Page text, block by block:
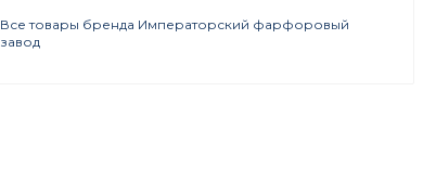
Все товары бренда Императорский фарфоровый
завод